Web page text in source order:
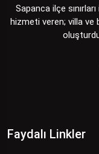
Sapanca ilçe
hizmeti veren; villa ve
Faydalı Linkler